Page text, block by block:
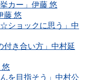
カー」伊藤 悠
藤 悠
ショックに思う」中
付き合い方」中村延
悠
を目指そう」中村公